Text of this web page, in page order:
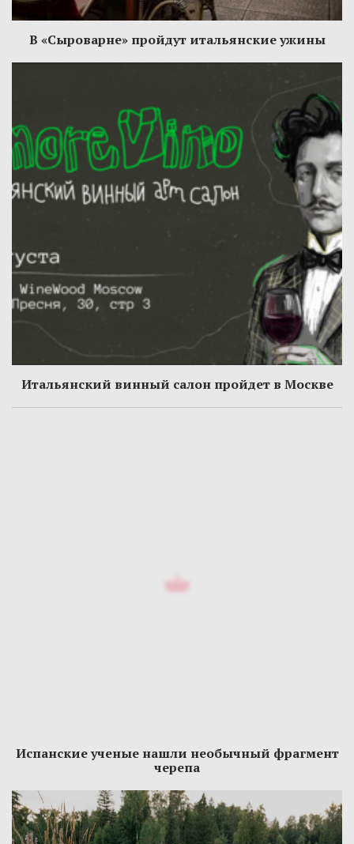
В «Сыроварне» пройдут итальянские ужины
Итальянский винный салон пройдет в Москве
Испанские ученые нашли необычный фрагмент
черепа